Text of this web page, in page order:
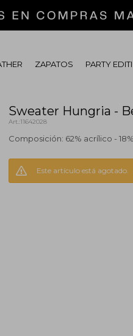
ZAPATOS PARTY
Sweater Hungria -
11642028
Composición: 62% acrílico -
Este artículo está agotado.